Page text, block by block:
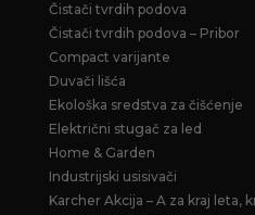
Čistači tvrdih podova
Čistači tvrdih podova – Pribor
Compact varijante
Duvači lišća
Ekološka sredstva za čišćenje
Električni stugač za led
Home & Garden
Industrijski usisivači
Karcher Akcija – A za kraj leta,